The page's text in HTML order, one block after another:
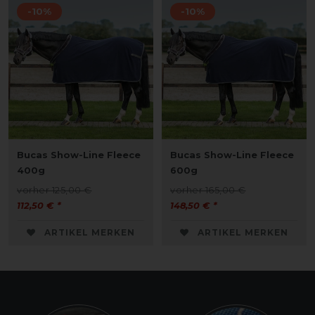
-10%
Bucas Show-Line Fleece
400g
vorher 125,00 €
112,50 € *
ARTIKEL MERKEN
-10%
Bucas Show-Line Fleece
600g
vorher 165,00 €
148,50 € *
ARTIKEL MERKEN